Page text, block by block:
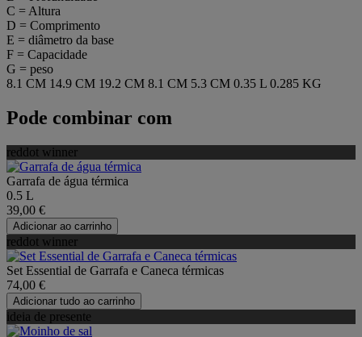
C = Altura
D = Comprimento
E = diâmetro da base
F = Capacidade
G = peso
8.1 CM 14.9 CM 19.2 CM 8.1 CM 5.3 CM 0.35 L 0.285 KG
Pode combinar com
reddot winner
Garrafa de água térmica
0.5 L
39,00 €
Adicionar ao carrinho
reddot winner
Set Essential de Garrafa e Caneca térmicas
74,00 €
Adicionar tudo ao carrinho
ideia de presente